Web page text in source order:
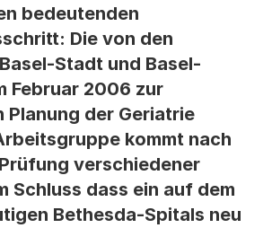
bedeutenden
Die von den
Stadt und Basel-
Februar 2006 zur
Planung der Geriatrie
kommt nach
verschiedener
Schluss dass ein auf dem
Bethesda-Spitals neu